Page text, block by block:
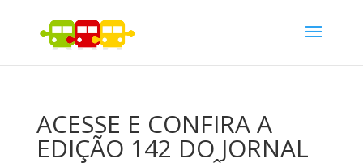
ACESSE E CONFIRA A
EDIÇÃO 142 DO JORNAL